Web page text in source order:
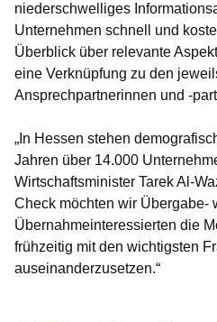
niederschwelliges
Unternehmen schnell und
Überblick über relevante
eine Verknüpfung zu den
Ansprechpartnerinnen und -
„In Hessen stehen
Jahren über 14.000
Wirtschaftsminister Tarek Al-
Check möchten wir Übergabe-
Übernahmeinteressierten die
frühzeitig mit den wichtigsten
auseinanderzusetzen.“